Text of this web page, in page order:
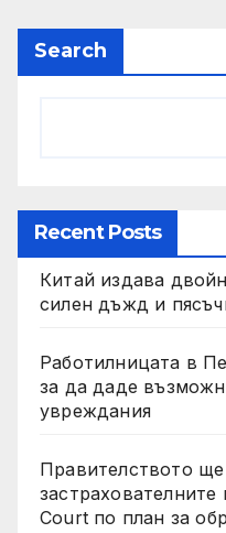
Search
Recent Posts
Китай издава
силен дъжд и
Работилницата в
за да даде
увреждания
Правителството ще
Court по план за